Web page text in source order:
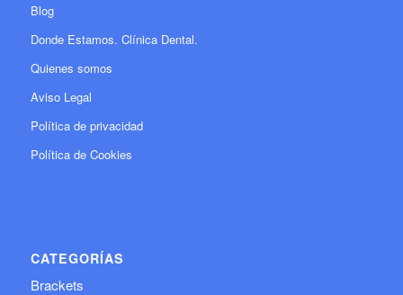
Blog
Donde Estamos. Clínica Dental.
Quienes somos
Aviso Legal
Política de privacidad
Política de Cookies
CATEGORÍAS
Brackets